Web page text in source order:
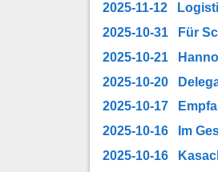
2025-11-12
2025-10-31 Für
2025-10-21
2025-10-20
2025-10-17
2025-10-16 Im
2025-10-16